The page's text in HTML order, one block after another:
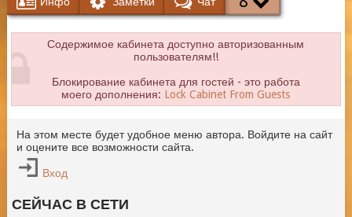
Содержимое кабинета доступно авторизованным
пользователям!!
Блокирование кабинета для гостей - это работа
моего дополнения: Lock Cabinet From Guests
На этом месте будет удобное меню автора. Войдите на сайт
и оцените все возможности сайта.
Вход
СЕЙЧАС В СЕТИ